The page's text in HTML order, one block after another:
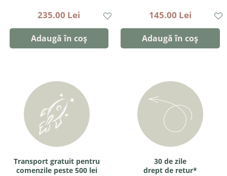
235.00 Lei
Adaugă în coș
145.00 Lei
Adaugă în coș
Transport gratuit pentru
comenzile peste 500 lei
30 de zile
drept de retur*